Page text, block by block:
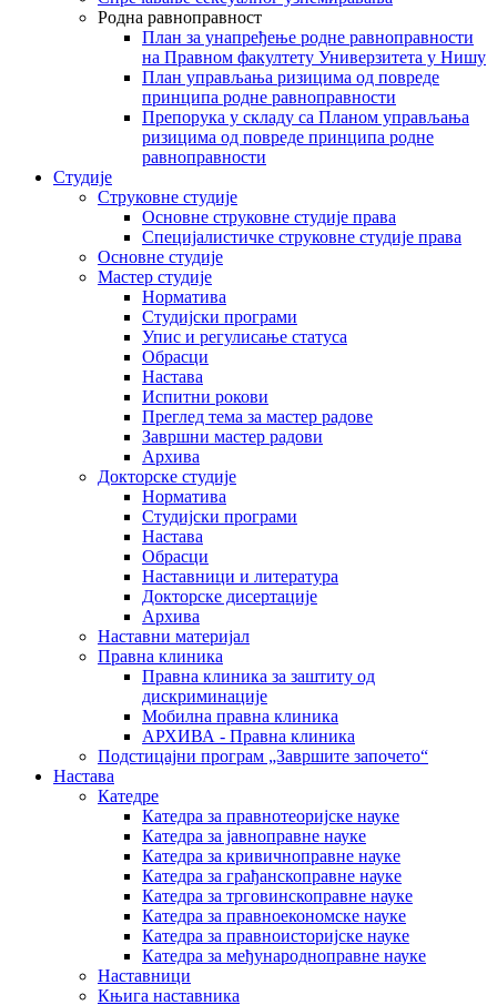
Родна равноправност
План за унапређење родне равноправности
на Правном факултету Универзитета у Нишу
План управљања ризицима од повреде
принципа родне равноправности
Препорука у складу са Планом управљања
ризицима од повреде принципа родне
равноправности
Студије
Струковне студије
Основне струковне студије права
Специјалистичке струковне студије права
Основне студије
Мастер студије
Норматива
Студијски програми
Упис и регулисање статуса
Обрасци
Настава
Испитни рокови
Преглед тема за мастер радове
Завршни мастер радови
Архива
Докторске студије
Норматива
Студијски програми
Настава
Обрасци
Наставници и литература
Докторске дисертације
Архива
Наставни материјал
Правна клиника
Правна клиника за заштиту од
дискриминације
Мобилна правна клиника
АРХИВА - Правна клиника
Подстицајни програм „Завршите започето“
Настава
Катедре
Катедра за правнотеоријске науке
Катедра за јавноправне науке
Катедра за кривичноправне науке
Катедра за грађанскоправне науке
Катедра за трговинскоправне науке
Катедра за правноекономске науке
Катедра за правноисторијске науке
Катедра за међународноправне науке
Наставници
Књига наставника